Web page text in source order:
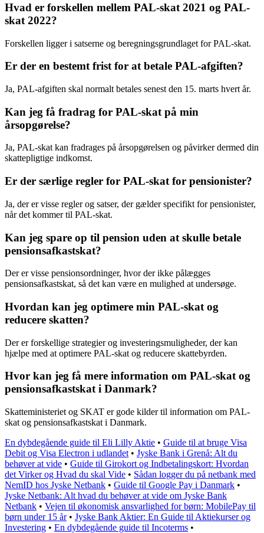
Hvad er forskellen mellem PAL-skat 2021 og PAL-
skat 2022?
Forskellen ligger i satserne og beregningsgrundlaget for PAL-skat.
Er der en bestemt frist for at betale PAL-afgiften?
Ja, PAL-afgiften skal normalt betales senest den 15. marts hvert år.
Kan jeg få fradrag for PAL-skat på min
årsopgørelse?
Ja, PAL-skat kan fradrages på årsopgørelsen og påvirker dermed din
skattepligtige indkomst.
Er der særlige regler for PAL-skat for pensionister?
Ja, der er visse regler og satser, der gælder specifikt for pensionister,
når det kommer til PAL-skat.
Kan jeg spare op til pension uden at skulle betale
pensionsafkastskat?
Der er visse pensionsordninger, hvor der ikke pålægges
pensionsafkastskat, så det kan være en mulighed at undersøge.
Hvordan kan jeg optimere min PAL-skat og
reducere skatten?
Der er forskellige strategier og investeringsmuligheder, der kan
hjælpe med at optimere PAL-skat og reducere skattebyrden.
Hvor kan jeg få mere information om PAL-skat og
pensionsafkastskat i Danmark?
Skatteministeriet og SKAT er gode kilder til information om PAL-
skat og pensionsafkastskat i Danmark.
En dybdegående guide til Eli Lilly Aktie • Guide til at bruge Visa
Debit og Visa Electron i udlandet • Jyske Bank i Grenå: Alt du
behøver at vide • Guide til Girokort og Indbetalingskort: Hvordan
det Virker og Hvad du skal Vide • Sådan logger du på netbank med
NemID hos Jyske Netbank • Guide til Google Pay i Danmark •
Jyske Netbank: Alt hvad du behøver at vide om Jyske Bank
Netbank • Vejen til økonomisk ansvarlighed for børn: MobilePay til
børn under 15 år• Jyske Bank Aktier: En Guide til Aktiekurser og
Investering • En dybdegående guide til Incoterms •